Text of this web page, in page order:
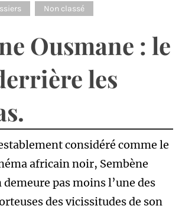
Non classé
Ousmane : le
les
considéré comme le
africain noir, Sembène
demeure pas moins l’une des
des vicissitudes de son